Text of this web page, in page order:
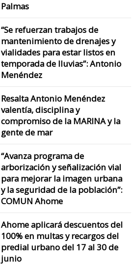
Palmas
“Se refuerzan trabajos de
mantenimiento de drenajes y
vialidades para estar listos en
temporada de lluvias”: Antonio
Menéndez
Resalta Antonio Menéndez
valentía, disciplina y
compromiso de la MARINA y la
gente de mar
“Avanza programa de
arborización y señalización vial
para mejorar la imagen urbana
y la seguridad de la población”:
COMUN Ahome
Ahome aplicará descuentos del
100% en multas y recargos del
predial urbano del 17 al 30 de
junio